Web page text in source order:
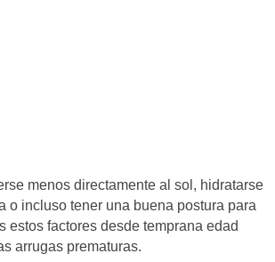
menos directamente al sol, hidratarse
o incluso tener una buena postura para
estos factores desde temprana edad
arrugas prematuras.